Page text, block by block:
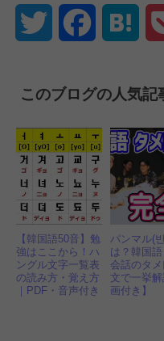
Twitter Facebook
このブログの人気記
【韓国語50音】勉
強はここから！ハ
ングル文字一覧表
の読み方・覚え方
｜PDF・音声付き
パンマル(
は？韓国語
会話のタメ
文で一挙
画付き】